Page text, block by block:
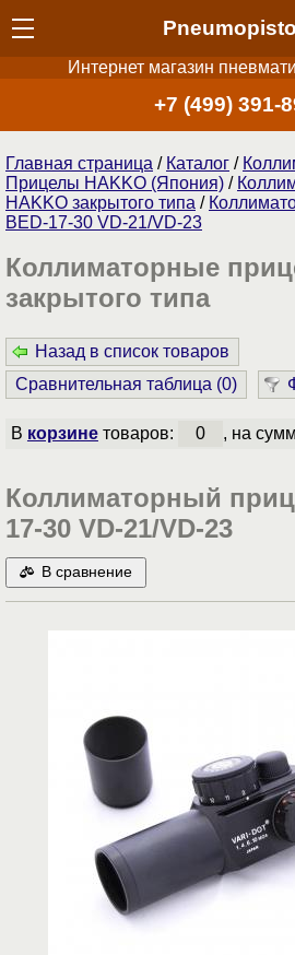
Интернет магазин
+7 (499) 391-
Главная страница / Каталог /
Прицелы HAKKO (Япония) /
HAKKO закрытого типа /
BED-17-30 VD-21/VD-23
Коллиматорные
закрытого типа
Назад в список товаров
Сравнительная таблица (0)
В корзинетоваров: 0 , на
Коллиматорный
17-30 VD-21/VD-23
В сравнение